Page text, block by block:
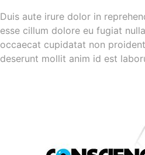
Duis aute irure dolor in
esse cillum dolore eu fugiat
occaecat cupidatat non
deserunt mollit anim id est